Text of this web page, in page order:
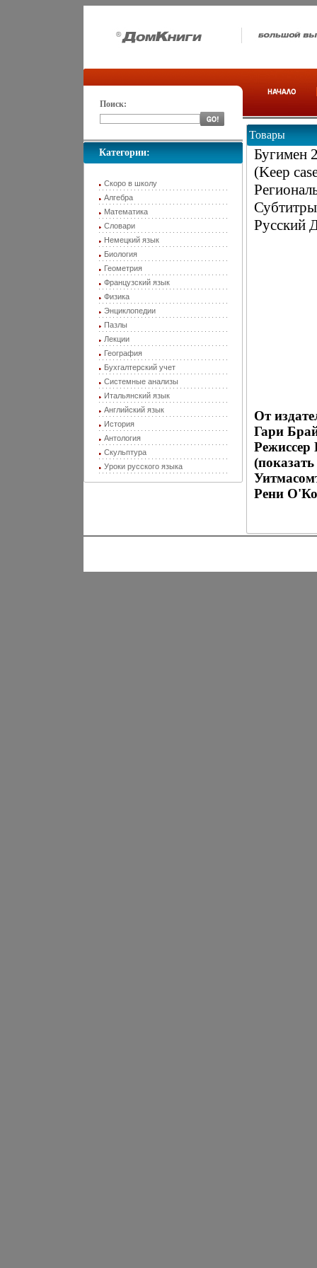
Поиск:
Категории:
Скоро в школу
Алгебра
Математика
Словари
Немецкий язык
Биология
Геометрия
Французский язык
Физика
Энциклопедии
Пазлы
Лекции
География
Бухгалтерский учет
Системные анализы
Итальянский язык
Английский язык
История
Антология
Скульптура
Уроки русского языка
Товары
Бугимен
(Keep
Русский
От
Гари
Рени